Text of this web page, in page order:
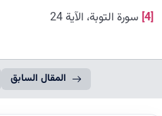
[4]
سورة التوبة، الآية 24
المقال السابق